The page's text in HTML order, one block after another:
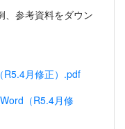
参考資料をダウン
R5.4月修正）.pdf
（R5.4月修